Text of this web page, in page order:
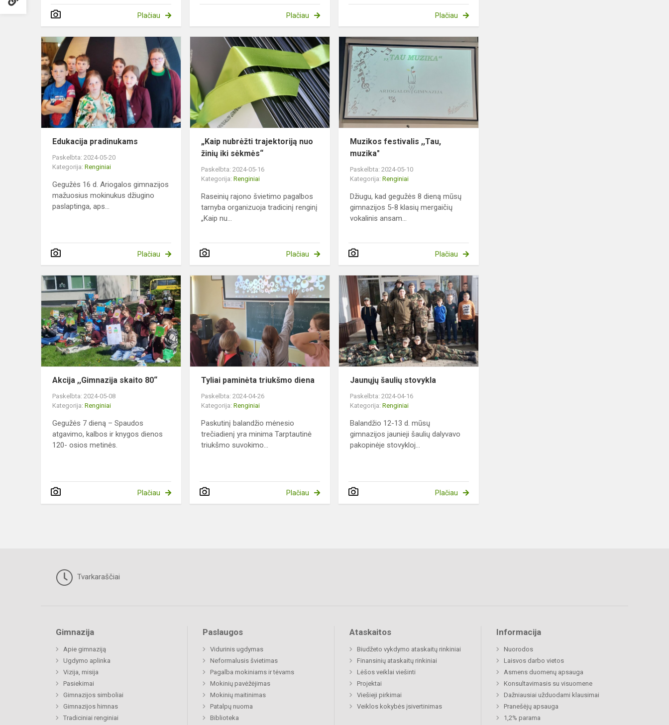
Plačiau Plačiau Plačiau
pradinukams
Edukacija pradinukams
Paskelbta: 2024-05-20
Kategorija: Renginiai
Gegužės 16 d. Ariogalos gimnazijos
mažuosius mokinukus džiugino
paslaptinga, aps...
Plačiau
„Kaip
nubrėžti
trajektoriją
nuo
žinių
iki
sėkmės“
„Kaip nubrėžti trajektoriją nuo
žinių iki sėkmės“
Paskelbta: 2024-05-16
Kategorija:Renginiai
Raseinių rajono švietimo pagalbos
tarnyba organizuoja tradicinį renginį
„Kaip nu...
Plačiau
Muzikos
Muzikos festivalis ,,Tau,
muzika"
Paskelbta: 2024-05-10
Kategorija:Renginiai
Džiugu, kad gegužės 8 dieną mūsų
gimnazijos 5-8 klasių mergaičių
vokalinis ansam...
Plačiau
Akcija
,,Gimnazija
skaito
80“
Akcija ,,Gimnazija skaito 80“
Paskelbta: 2024-05-08
Kategorija: Renginiai
Gegužės 7 dieną – Spaudos
atgavimo, kalbos ir knygos dienos
120- osios metinės.
Plačiau
Tyliai
paminėta
triukšmo
diena
Tyliai paminėta triukšmo diena
Paskelbta: 2024-04-26
Kategorija:Renginiai
Paskutinį balandžio mėnesio
trečiadienį yra minima Tarptautinė
triukšmo suvokimo...
Plačiau
Jaunųjų
Jaunųjų šaulių stovykla
Paskelbta: 2024-04-16
Kategorija:Renginiai
Balandžio 12-13 d. mūsų
gimnazijos jaunieji šaulių dalyvavo
pakopinėje stovykloj...
Plačiau
Tvarkaraščiai
Gimnazija
Apie gimnaziją
Ugdymo aplinka
Vizija, misija
Pasiekimai
Gimnazijos simboliai
Gimnazijos himnas
Tradiciniai renginiai
Paslaugos
Vidurinis ugdymas
Neformalusis švietimas
Pagalba mokiniams ir tėvams
Mokinių pavėžėjimas
Mokinių maitinimas
Patalpų nuoma
Biblioteka
Ataskaitos
Biudžeto vykdymo ataskaitų rinkiniai
Finansinių ataskaitų rinkiniai
Lėšos veiklai viešinti
Projektai
Viešieji pirkimai
Veiklos kokybės įsivertinimas
Informacija
Nuorodos
Laisvos darbo vietos
Asmens duomenų apsauga
Konsultavimasis su visuomene
Dažniausiai užduodami klausimai
Pranešėjų apsauga
1,2% parama